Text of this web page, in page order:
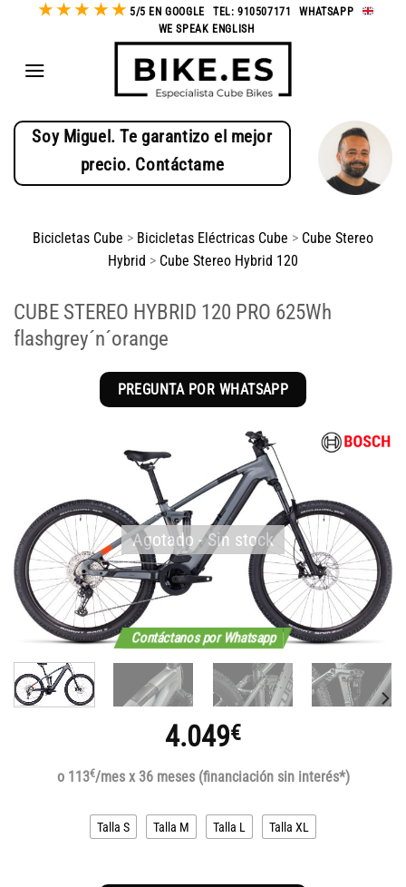
★★ ★ ★★ 5/5 EN GOOGLE TEL: 910507171 -WHATSAPP
WE SPEAK ENGLISH
Soy Miguel. Te garantizo el mejor
precio. Contáctame
Bicicletas Cube > Bicicletas Eléctricas Cube > Cube Stereo
Hybrid > Cube Stereo Hybrid 120
CUBE STEREO HYBRID 120 PRO 625Wh
flashgrey´n´orange
PREGUNTA POR WHATSAPP
Contáctanos por Whatsapp
Agotado - Sin stock
4.049€
o 113€/mes x 36 meses (financiación sin interés*)
Talla S Talla M Talla L Talla XL